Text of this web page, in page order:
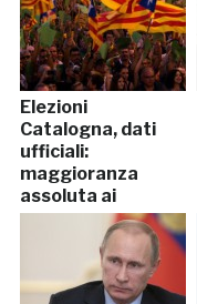
Elezioni
Catalogna, dati
ufficiali:
maggioranza
assoluta ai
separatisti